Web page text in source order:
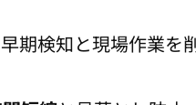
期検知と現場作業を